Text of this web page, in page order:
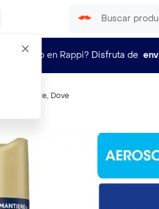
¿Nuevo en Rappi? Disfruta de
Axe, Dove